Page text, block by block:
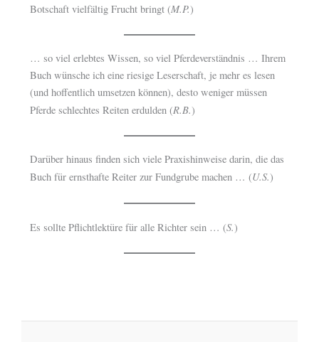
Botschaft vielfältig Frucht bringt (M.P.)
… so viel erlebtes Wissen, so viel Pferdeverständnis … Ihrem
Buch wünsche ich eine riesige Leserschaft, je mehr es lesen
(und hoffentlich umsetzen können), desto weniger müssen
Pferde schlechtes Reiten erdulden (R.B.)
Darüber hinaus finden sich viele Praxishinweise darin, die das
Buch für ernsthafte Reiter zur Fundgrube machen … (U.S.)
Es sollte Pflichtlektüre für alle Richter sein … (S.)